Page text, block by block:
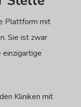
Plattform mit
Sie ist zwar
Kliniken mit